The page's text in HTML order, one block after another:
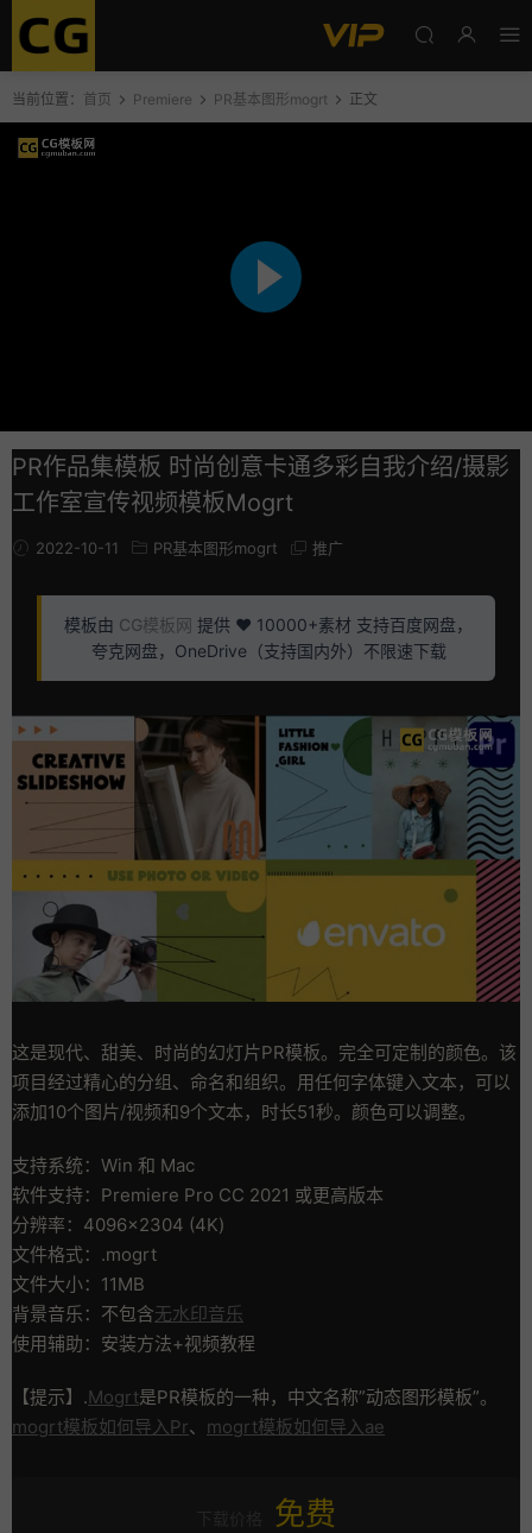
当前位置： 首页 Premiere PR基本图形mogrt 正文
PR作品集模板 时尚创意卡通多彩自我介绍/摄影
工作室宣传视频模板Mogrt
2022-10-11 PR基本图形mogrt 推广
模板由 CG模板网 提供 ❤️ 10000+素材 支持百度网盘，
夸克网盘，OneDrive（支持国内外）不限速下载
这是现代、甜美、时尚的幻灯片PR模板。完全可定制的颜色。该
项目经过精心的分组、命名和组织。用任何字体键入文本，可以
添加10个图片/视频和9个文本，时长51秒。颜色可以调整。
支持系统：Win 和 Mac
软件支持：Premiere Pro CC 2021 或更高版本
分辨率：4096×2304 (4K)
文件格式：.mogrt
文件大小：11MB
背景音乐：不包含无水印音乐
使用辅助：安装方法+视频教程
【提示】.Mogrt是PR模板的一种，中文名称”动态图形模板”。
mogrt模板如何导入Pr、 mogrt模板如何导入ae
免费